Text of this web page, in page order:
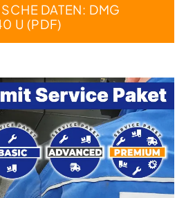
DATEN: DMG
U (PDF)